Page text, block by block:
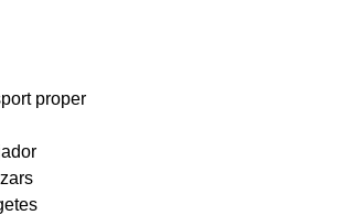
proper